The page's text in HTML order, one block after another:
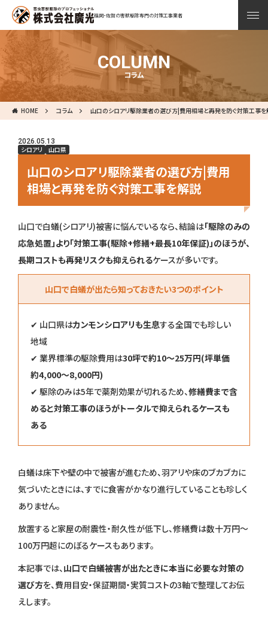
福岡・佐賀の害獣駆除専門の対策工事業者
COLUMN
コラム
HOME コラム 山口のシロアリ駆除業者の選び方|費用相場と再発を防ぐ対策工事
2026.05.13
シロアリ 山口県
山口のシロアリ駆除業者の選び方|費用
相場と再発を防ぐ対策工事を解説
山口で白蟻(シロアリ)被害に悩んでいるなら、結論は「駆除のみの
応急処置」より「対策工事(駆除+修繕+最長10年保証)」のほうが、
長期コストも再発リスクも抑えられるケースが多いです。
山口で白蟻が出たら知っておきたい3つのポイント
✔ 山口県はカンモンシロアリも生息する全国でも珍しい
地域
✔ 業界標準の駆除費用は30坪で約10〜25万円(坪単価
約4,000〜8,000円)
✔ 駆除のみは5年で薬剤効果が切れるため、修繕費まで含
めると対策工事のほうがトータルで抑えられるケースも
ある
白蟻は床下や壁の中で被害が進むため、羽アリや床のブカブカに
気づいたときには、すでに食害がかなり進行していることも珍しく
ありません。
放置すると家屋の耐震性・耐久性が低下し、修繕費は数十万円〜
100万円超にのぼるケースもあります。
本記事では、山口で白蟻被害が出たときに本当に必要な対策の
選び方を、費用目安・保証期間・実質コストの3軸で整理してお伝
えします。